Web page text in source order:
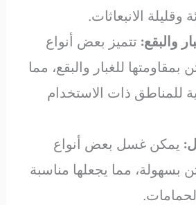
وقليلة الانبعاثات.
والبقع: تتميز بعض أنواع
بمقاومتها للغبار والبقع، مما
للمناطق ذات الاستخدام
يمكن غسل بعض أنواع
بسهولة، مما يجعلها مناسبة